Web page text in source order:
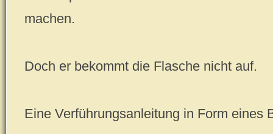
machen.
Doch er bekommt die Flasche nicht auf.
Eine Verführungsanleitung in Form eines